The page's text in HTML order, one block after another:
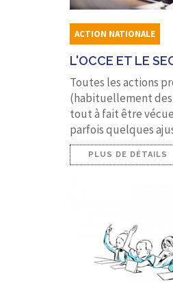
ACTION NATIONALE
L'OCCE ET LE
Toutes les actions
(habituellement
tout à fait être
parfois quelques
PLUS DE DÉTAILS